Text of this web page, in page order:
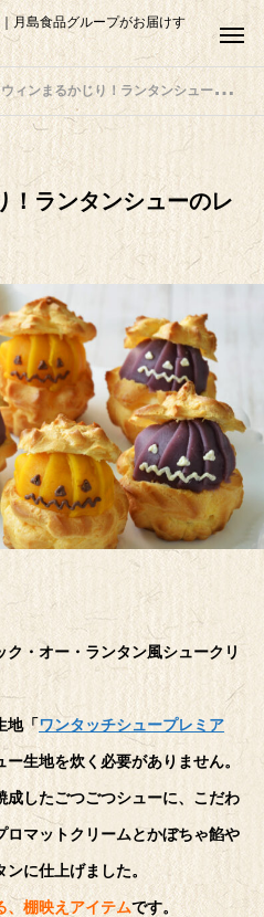
月島食品グループがお届けす
ィンまるかじり！ランタンシューのレシピ
！ランタンシューのレ
・オー・ランタン風シュークリ
地「ワンタッチシュープレミア
生地を炊く必要がありません。
成したごつごつシューに、こだわ
ロマットクリームとかぼちゃ餡や
に仕上げました。
、棚映えアイテムです。